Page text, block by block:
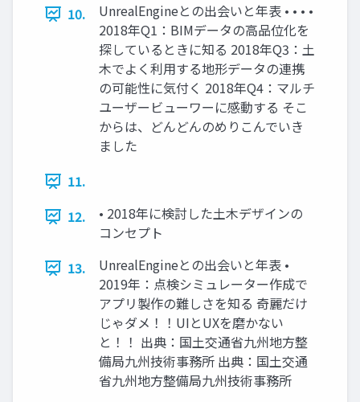
10.
UnrealEngineとの出会いと年表 • • • •
2018年Q1：BIMデータの高品位化を
探しているときに知る 2018年Q3：土
木でよく利用する地形データの連携
の可能性に気付く 2018年Q4：マルチ
ユーザービューワーに感動する そこ
からは、どんどんのめりこんでいき
ました
11.
12.
• 2018年に検討した土木デザインの
コンセプト
13.
UnrealEngineとの出会いと年表 •
2019年：点検シミュレーター作成で
アプリ製作の難しさを知る 奇麗だけ
じゃダメ！！UIとUXを磨かない
と！！ 出典：国土交通省九州地方整
備局九州技術事務所 出典：国土交通
省九州地方整備局九州技術事務所